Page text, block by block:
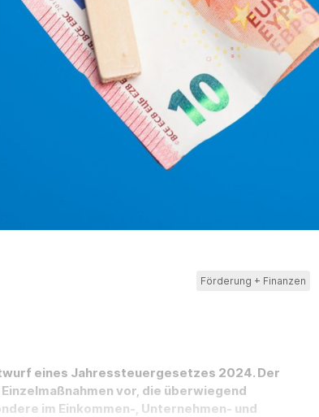
Förderung + Finanzen
eines Jahressteuergesetzes 2024. Der
vor, die überwiegend
im Einkommen-, Unternehmen- und